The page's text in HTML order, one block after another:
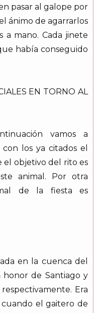
pasar al galope por
ánimo de agarrarlos
mano. Cada jinete
había conseguido
EN TORNO AL
vamos a
los ya citados el
el objetivo del rito es
animal. Por otra
de la fiesta es
en la cuenca del
honor de Santiago y
Era
el gaitero de